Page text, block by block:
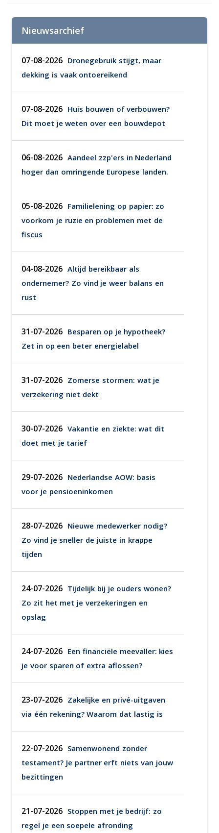
Nieuwsarchief
07-08-2026 Dronegebruik stijgt, maar
dekking is vaak ontoereikend
07-08-2026 Huis bouwen of verbouwen?
Dit moet je weten over een bouwdepot
06-08-2026 Aandeel zzp'ers in Nederland
hoger dan omringende Europese landen.
05-08-2026 Familielening op papier: zo
voorkom je ruzie en problemen met de
fiscus
04-08-2026 Altijd bereikbaar als
ondernemer? Zo vind je weer balans en
rust
31-07-2026 Besparen op je hypotheek?
Zet in op een beter energielabel
31-07-2026 Zomerse stormen: wat je
verzekering niet dekt
30-07-2026 Vakantie en ziekte: wat dit
doet met je tarief
29-07-2026 Nederlandse AOW: basis
voor je pensioeninkomen
28-07-2026 Nieuwe medewerker nodig?
Zo vind je sneller de juiste in krappe
tijden
24-07-2026 Tijdelijk bij je ouders wonen?
Zo zit het met je verzekeringen en
opslag
24-07-2026 Een financiële meevaller: kies
je voor sparen of extra aflossen?
23-07-2026 Zakelijke en privé-uitgaven
via één rekening? Waarom dat lastig is
22-07-2026 Samenwonend zonder
testament? Je partner erft niets van jouw
bezittingen
21-07-2026 Stoppen met je bedrijf: zo
regel je een soepele afronding